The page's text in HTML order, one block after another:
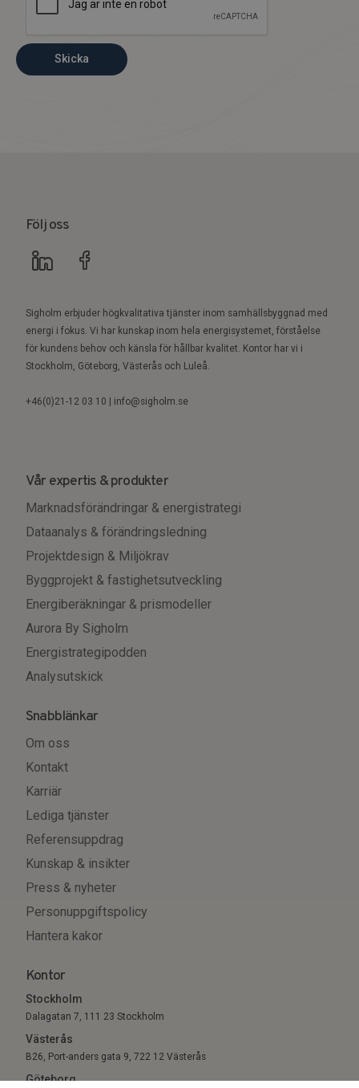
Skicka
Följ oss
Sigholm erbjuder högkvalitativa tjänster inom samhällsbyggnad med
energi i fokus. Vi har kunskap inom hela energisystemet, förståelse
för kundens behov och känsla för hållbar kvalitet. Kontor har vi i
Stockholm, Göteborg, Västerås och Luleå.
+46(0)21-12 03 10 | info@sigholm.se
Vår expertis & produkter
Marknadsförändringar & energistrategi
Dataanalys & förändringsledning
Projektdesign & Miljökrav
Byggprojekt & fastighetsutveckling
Energiberäkningar & prismodeller
Aurora By Sigholm
Energistrategipodden
Analysutskick
Snabblänkar
Om oss
Kontakt
Karriär
Lediga tjänster
Referensuppdrag
Kunskap & insikter
Press & nyheter
Personuppgiftspolicy
Hantera kakor
Kontor
Stockholm
Dalagatan 7, 111 23 Stockholm
Västerås
B26, Port-anders gata 9, 722 12 Västerås
Göteborg